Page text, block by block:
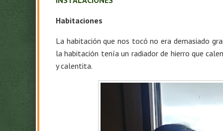
Habitaciones
La habitación que nos tocó no era demasiado
la habitación tenía un radiador de hierro que
y calentita.